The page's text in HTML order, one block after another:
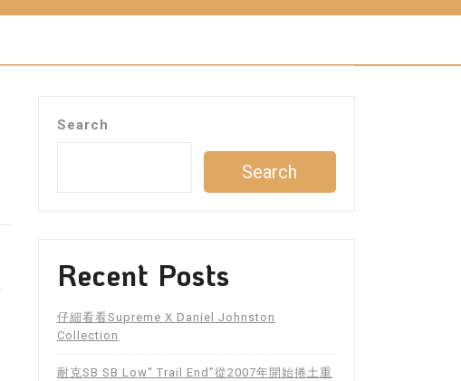
Search
Search
Recent Posts
仔細看看Supreme X Daniel Johnston
Collection
耐克SB SB Low“ Trail End”從2007年開始捲土重